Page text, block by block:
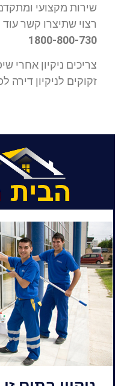
שירות מקצועי
רצוי שתיצרו קשר עוד
1800-800-730
צריכים ניקיון אחרי
זקוקים לניקיון דירה